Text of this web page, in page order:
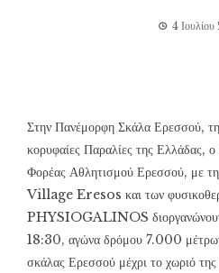
4
Στην Πανέμορφη Σκάλα Ερεσσού,
κορυφαίες Παραλίες της Ελλάδας,
Φορέας Αθλητισμού Ερεσσού, με
Village Eresos και των
PHYSIOGALINOS
18:30, αγώνα δρόμου 7.000 μέτρων
σκάλας Ερεσσού μέχρι το χωριό